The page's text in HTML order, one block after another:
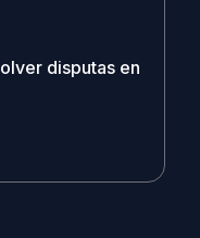
disputas en